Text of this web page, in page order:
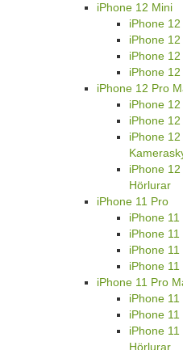
iPhone 12 Mini
iPhone
iPhone
iPhone
iPhone
iPhone 12 Pro
iPhone
iPhone
iPhone
iPhone
Hörlurar
iPhone 11 Pro
iPhone
iPhone
iPhone
iPhone
iPhone 11 Pro
iPhone
iPhone
iPhone
Hörlurar